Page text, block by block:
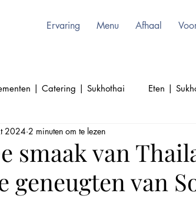
Ervaring Menu Afhaal
| Catering | Sukhothai Eten |
| Sukhothai Brussel
| Authentiek Thai Culinair | Sukhothai
smaak van
geneugten van
2024 2 minuten om te lezen